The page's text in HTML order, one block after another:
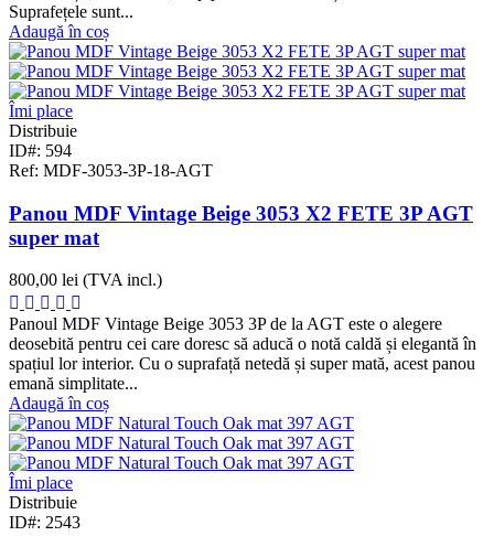
Suprafețele sunt...
Adaugă în coș
Îmi place
Distribuie
ID#: 594
Ref: MDF-3053-3P-18-AGT
Panou MDF Vintage Beige 3053 X2 FETE 3P AGT
super mat
800,00 lei (TVA incl.)
Panoul MDF Vintage Beige 3053 3P de la AGT este o alegere
deosebită pentru cei care doresc să aducă o notă caldă și elegantă în
spațiul lor interior. Cu o suprafață netedă și super mată, acest panou
emană simplitate...
Adaugă în coș
Îmi place
Distribuie
ID#: 2543